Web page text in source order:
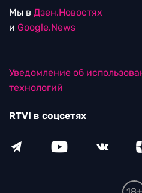
Мы в Дзен.Новостях
и Google.News
Уведомление об
технологий
RTVI в соцсетях